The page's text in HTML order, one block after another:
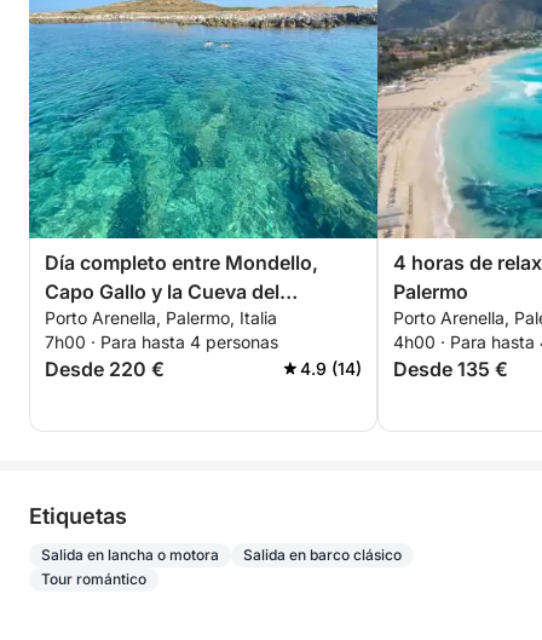
Día completo entre Mondello,
Capo Gallo y la Cueva del
Petróleo.
Porto Arenella, Palermo, Italia
7h00 · Para hasta 4 personas
Desde 220 € 4.9 (14)
4 horas de
Palermo
Porto Arenella,
4h00 · Para hasta
Desde 135 €
Etiquetas
Salida en lancha o motora
Salida en barco clásico
Tour romántico